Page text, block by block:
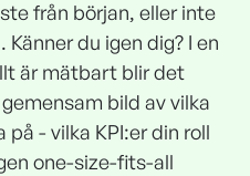
från början, eller inte
du igen dig? I en
är mätbart blir det
bild av vilka
- vilka KPI:er din roll
one-size-fits-all